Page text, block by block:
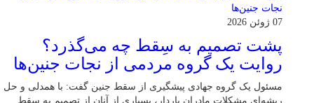
07 ژوئن 2026
پشت تصمیم به سِقط چه می‌گذرد؟
روایت یک گروه مردمی از نجات جنین‌ها
مسئول یک گروه جهادی پیشگیری از سقط جنین گفت: با همدلی و حل
ریشه‌ای مشکلات مادران باردار، بسیاری از آنان از تصمیم به سقط